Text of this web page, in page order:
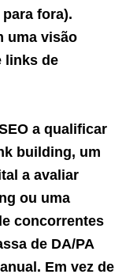
fora).
uma visão
links de
a qualificar
building, um
a avaliar
ou uma
concorrentes
de DA/PA
Em vez de